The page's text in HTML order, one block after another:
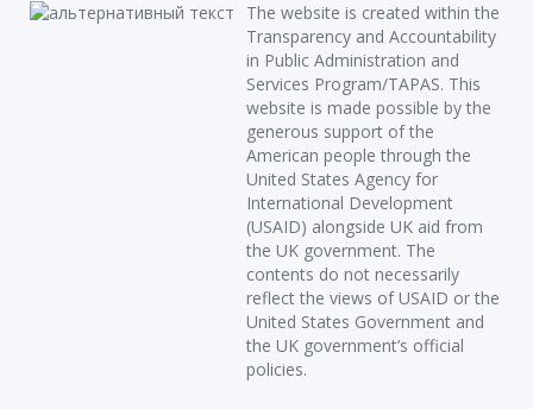
The website is created within the
Transparency and Accountability
in Public Administration and
Services Program/TAPAS. This
website is made possible by the
generous support of the
American people through the
United States Agency for
International Development
(USAID) alongside UK aid from
the UK government. The
contents do not necessarily
reflect the views of USAID or the
United States Government and
the UK government’s official
policies.